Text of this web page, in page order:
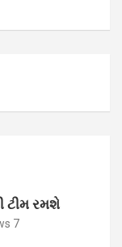
ટીમ રમશે
7